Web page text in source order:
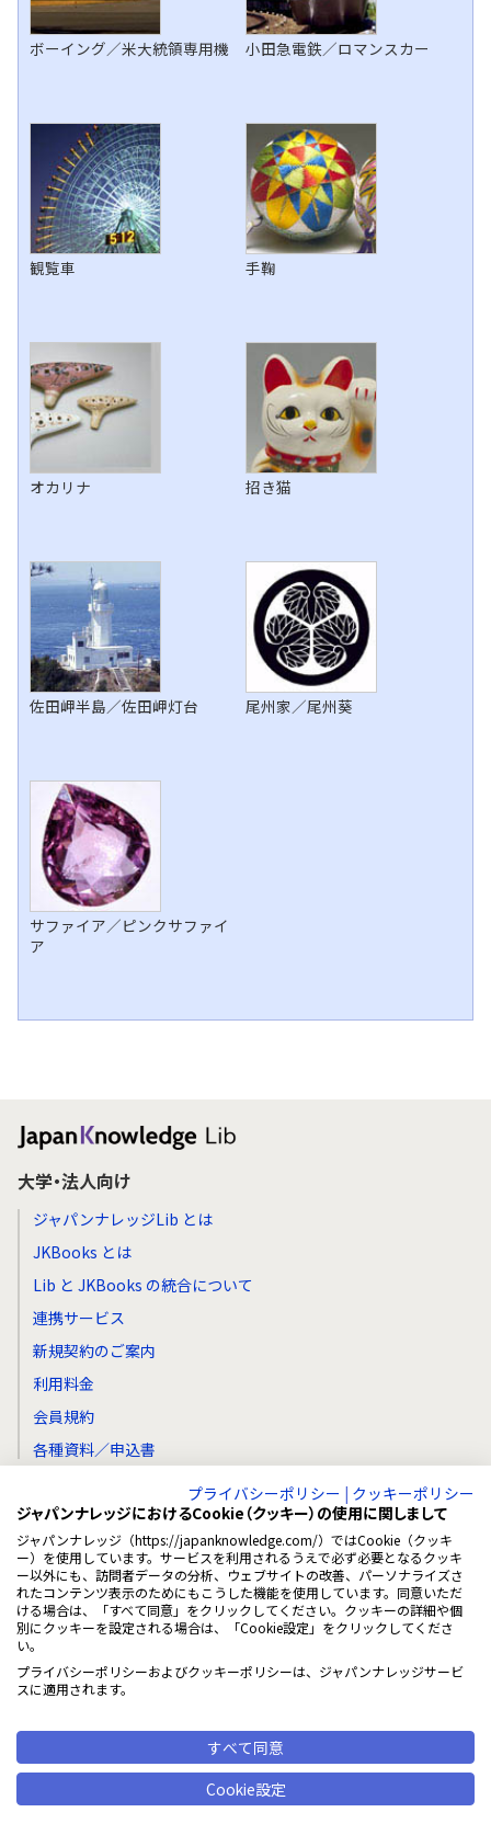
ボーイング／米大統領専用機 小田急電鉄／ロマンスカー
観覧車 手鞠
オカリナ 招き猫
佐田岬半島／佐田岬灯台 尾州家／尾州葵
サファイア／ピンクサファイ
ア
大学・法人向け
ジャパンナレッジLib とは
JKBooks とは
Lib と JKBooks の統合について
連携サービス
新規契約のご案内
利用料金
会員規約
各種資料／申込書
個人向け
ジャパンナレッジPersonal
新規入会はこちら
会費・お支払い方法について
コース変更・退会について
プライバシーポリシー | クッキーポリシー
ジャパンナレッジにおけるCookie（クッキー）の使用に関しまして
ジャパンナレッジ（https://japanknowledge.com/）ではCookie（クッキ
ー）を使用しています。サービスを利用されるうえで必ず必要となるクッキ
ー以外にも、訪問者データの分析、ウェブサイトの改善、パーソナライズさ
れたコンテンツ表示のためにもこうした機能を使用しています。同意いただ
ける場合は、「すべて同意」をクリックしてください。クッキーの詳細や個
別にクッキーを設定される場合は、「Cookie設定」をクリックしてくださ
い。
プライバシーポリシーおよびクッキーポリシーは、ジャパンナレッジサービ
スに適用されます。
すべて同意
Cookie設定